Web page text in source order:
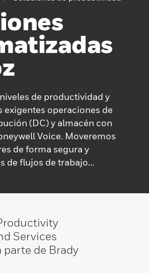
de productividad y
exigentes operaciones de
(DC) y almacén con
Voice. Moveremos
de forma segura y
de flujos de trabajo
con manos y
de sus flujos de trabajo
los pasos y
Services
parte de Brady